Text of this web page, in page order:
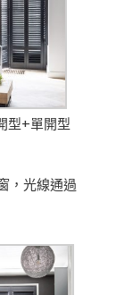
型+單開型
，光線通過